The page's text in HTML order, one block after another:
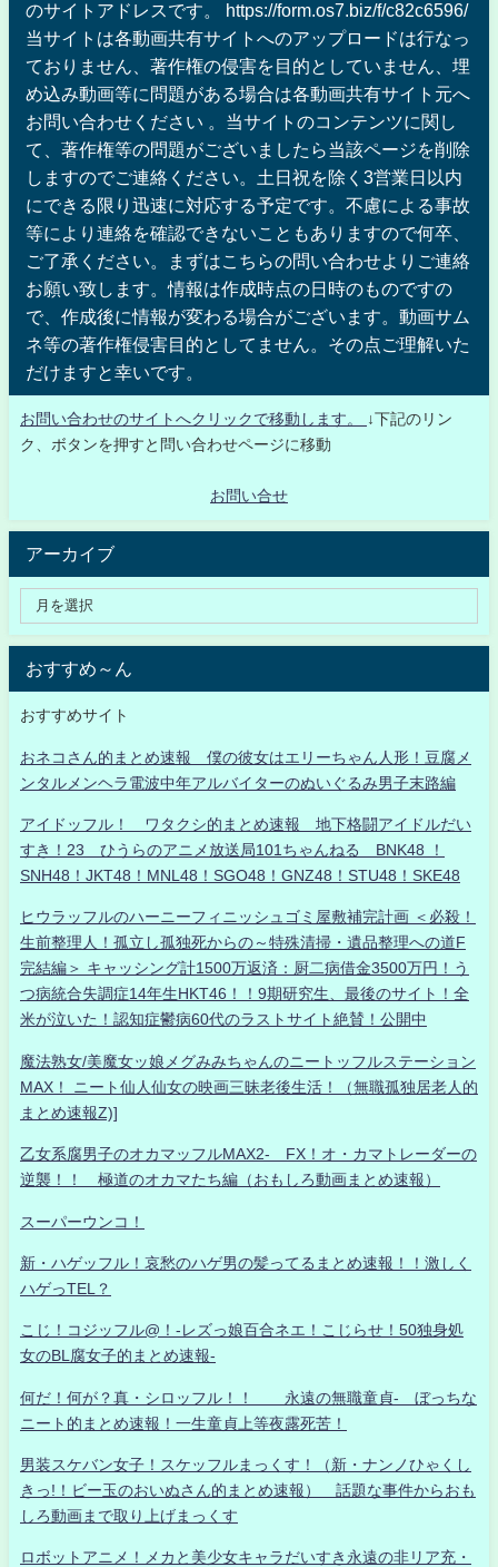
のサイトアドレスです。 https://form.os7.biz/f/c82c6596/
当サイトは各動画共有サイトへのアップロードは行なっ
ておりません、著作権の侵害を目的としていません、埋
め込み動画等に問題がある場合は各動画共有サイト元へ
お問い合わせください 。当サイトのコンテンツに関し
て、著作権等の問題がございましたら当該ページを削除
しますのでご連絡ください。土日祝を除く3営業日以内
にできる限り迅速に対応する予定です。不慮による事故
等により連絡を確認できないこともありますので何卒、
ご了承ください。まずはこちらの問い合わせよりご連絡
お願い致します。情報は作成時点の日時のものですの
で、作成後に情報が変わる場合がございます。動画サム
ネ等の著作権侵害目的としてません。その点ご理解いた
だけますと幸いです。
お問い合わせのサイトへクリックで移動します。
↓下記のリン
ク、ボタンを押すと問い合わせページに移動
お問い合せ
アーカイブ
おすすめ～ん
おすすめサイト
おネコさん的まとめ速報 僕の彼女はエリーちゃん人形！豆腐メ
ンタルメンヘラ電波中年アルバイターのぬいぐるみ男子末路編
アイドッフル！ ワタクシ的まとめ速報 地下格闘アイドルだい
すき！23 ひうらのアニメ放送局101ちゃんねる BNK48 ！
SNH48！JKT48！MNL48！SGO48！GNZ48！STU48！SKE48
ヒウラッフルのハーニーフィニッシュゴミ屋敷補完計画 ＜必殺！
生前整理人！孤立し孤独死からの～特殊清掃・遺品整理への道F
完結編＞ キャッシング計1500万返済：厨二病借金3500万円！う
つ病統合失調症14年生HKT46！！9期研究生、最後のサイト！全
米が泣いた！認知症鬱病60代のラストサイト絶賛！公開中
魔法熟女/美魔女ッ娘メグみみちゃんのニートッフルステーション
MAX！ ニート仙人仙女の映画三昧老後生活！（無職孤独居老人的
まとめ速報Z)]
乙女系腐男子のオカマッフルMAX2- FX！オ・カマトレーダーの
逆襲！！ 極道のオカマたち編（おもしろ動画まとめ速報）
スーパーウンコ！
新・ハゲッフル！哀愁のハゲ男の髪ってるまとめ速報！！激しく
ハゲっTEL？
こじ！コジッフル@！-レズっ娘百合ネエ！こじらせ！50独身処
女のBL腐女子的まとめ速報-
何だ！何が？真・シロッフル！！ 永遠の無職童貞- ぼっちな
ニート的まとめ速報！一生童貞上等夜露死苦！
男装スケバン女子！スケッフルまっくす！（新・ナンノひゃくし
きっ!！ビー玉のおいぬさん的まとめ速報） 話題な事件からおも
しろ動画まで取り上げまっくす
ロボットアニメ！メカと美少女キャラだいすき永遠の非リア充・